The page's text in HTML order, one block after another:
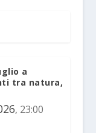
a
tra natura,
, 23:00